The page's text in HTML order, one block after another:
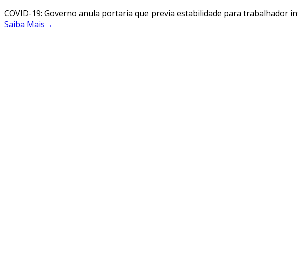
COVID-19: Governo anula portaria que previa estabilidade para trabalhador
Saiba Mais→